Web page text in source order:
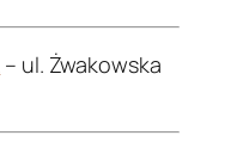
– ul. Żwakowska